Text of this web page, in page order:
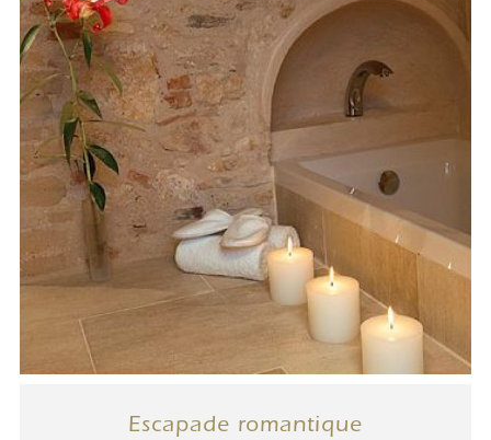
Escapade romantique